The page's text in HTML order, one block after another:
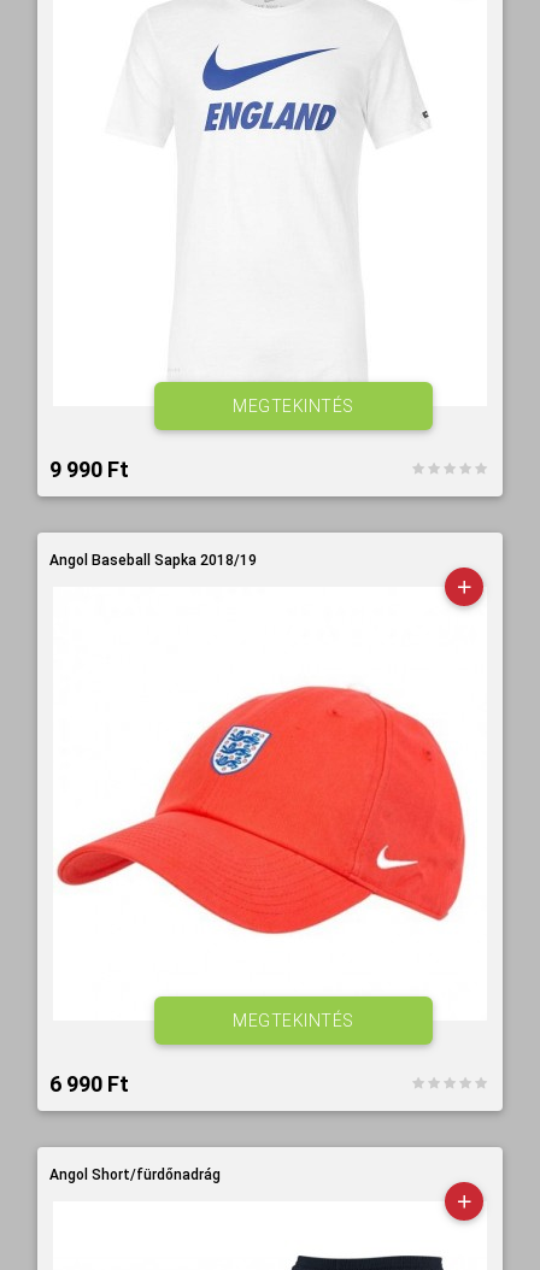
9 990 Ft‎
MEGTEKINTÉS
Angol Baseball Sapka 2018/19
6 990 Ft‎
MEGTEKINTÉS
Angol Short/fürdőnadrág